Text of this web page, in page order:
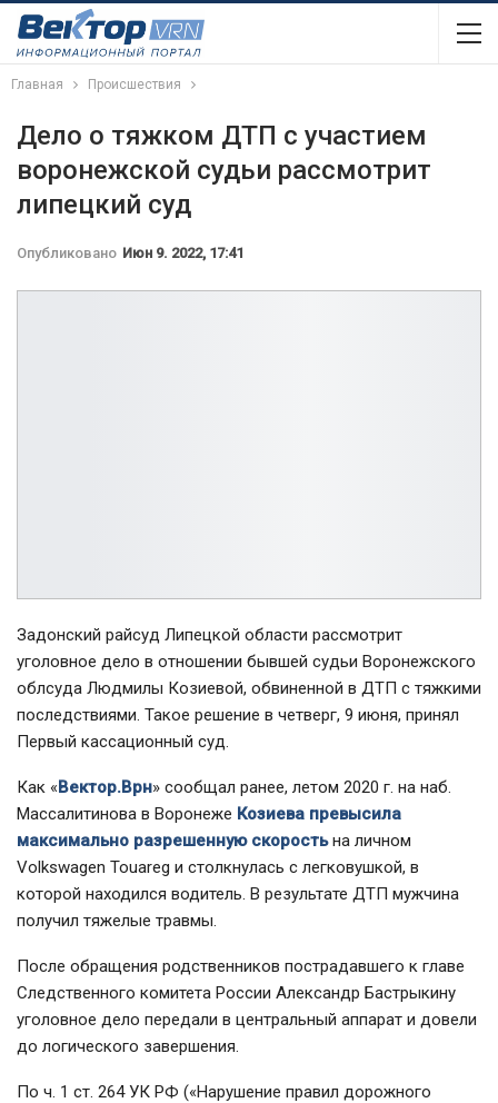
Главная Происшествия
Дело о тяжком ДТП с участием
воронежской судьи рассмотрит
липецкий суд
Опубликовано Июн 9. 2022, 17:41
Задонский райсуд Липецкой области рассмотрит
уголовное дело в отношении бывшей судьи Воронежского
облсуда Людмилы Козиевой, обвиненной в ДТП с тяжкими
последствиями. Такое решение в четверг, 9 июня, принял
Первый кассационный суд.
Как «Вектор.Врн» сообщал ранее, летом 2020 г. на наб.
Массалитинова в Воронеже Козиева превысила
максимально разрешенную скоростьна личном
Volkswagen Touareg и столкнулась с легковушкой, в
которой находился водитель. В результате ДТП мужчина
получил тяжелые травмы.
После обращения родственников пострадавшего к главе
Следственного комитета России Александр Бастрыкину
уголовное дело передали в центральный аппарат и довели
до логического завершения.
По ч. 1 ст. 264 УК РФ («Нарушение правил дорожного